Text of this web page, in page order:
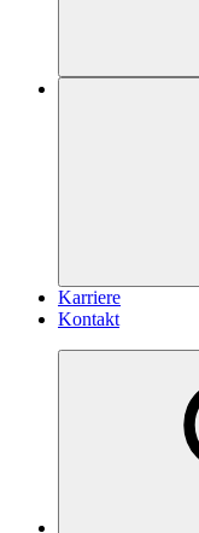
Karriere
Kontakt